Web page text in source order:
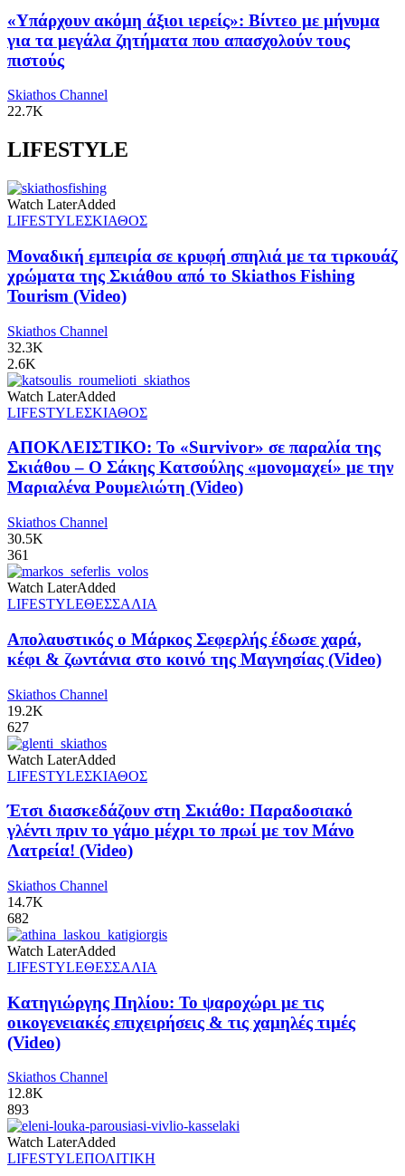
«Υπάρχουν ακόμη άξιοι ιερείς»: Βίντεο με μήνυμα
για τα μεγάλα ζητήματα που απασχολούν τους
πιστούς
Skiathos Channel
22.7K
LIFESTYLE
Watch LaterAdded
LIFESTYLEΣΚΙΑΘΟΣ
Μοναδική εμπειρία σε κρυφή σπηλιά με τα τιρκουάζ
χρώματα της Σκιάθου από το Skiathos Fishing
Tourism (Video)
Skiathos Channel
32.3K
2.6K
Watch LaterAdded
LIFESTYLEΣΚΙΑΘΟΣ
ΑΠΟΚΛΕΙΣΤΙΚΟ: Το «Survivor» σε παραλία της
Σκιάθου – Ο Σάκης Κατσούλης «μονομαχεί» με την
Μαριαλένα Ρουμελιώτη (Video)
Skiathos Channel
30.5K
361
Watch LaterAdded
LIFESTYLEΘΕΣΣΑΛΙΑ
Απολαυστικός ο Μάρκος Σεφερλής έδωσε χαρά,
κέφι & ζωντάνια στο κοινό της Μαγνησίας (Video)
Skiathos Channel
19.2K
627
Watch LaterAdded
LIFESTYLEΣΚΙΑΘΟΣ
Έτσι διασκεδάζουν στη Σκιάθο: Παραδοσιακό
γλέντι πριν το γάμο μέχρι το πρωί με τον Μάνο
Λατρεία! (Video)
Skiathos Channel
14.7K
682
Watch LaterAdded
LIFESTYLEΘΕΣΣΑΛΙΑ
Κατηγιώργης Πηλίου: Το ψαροχώρι με τις
οικογενειακές επιχειρήσεις & τις χαμηλές τιμές
(Video)
Skiathos Channel
12.8K
893
Watch LaterAdded
LIFESTYLEΠΟΛΙΤΙΚΗ